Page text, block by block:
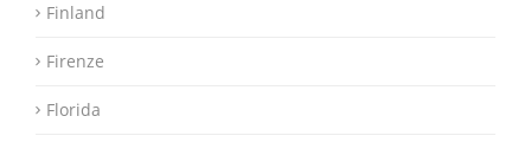
Finland
Firenze
Florida